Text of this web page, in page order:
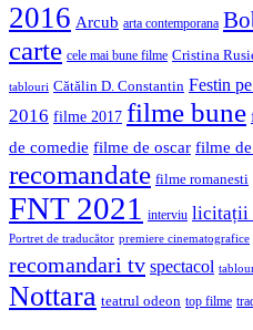
2016 Arcub arta contemporana
carte cele mai bune filme Cristina
tablouri Cătălin D. Constantin Festin
2016 filme 2017 filme bune
de comedie filme de oscar filme
recomandate filme romanesti
FNT 2021 interviu licitații
Portret de traducător premiere cinematografice
recomandari tv spectacol
Nottara teatrul odeon top filme